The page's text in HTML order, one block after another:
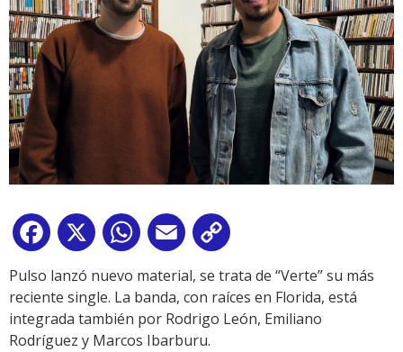
Facebook
X WhatsApp
Email
Link
Pulso lanzó nuevo material, se trata de “Verte” su más
reciente single. La banda, con raíces en Florida, está
integrada también por Rodrigo León, Emiliano
Rodríguez y Marcos Ibarburu.